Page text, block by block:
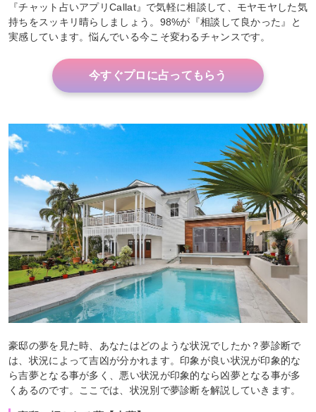
『チャット占いアプリCallat』で気軽に相談して、モヤモヤした気
持ちをスッキリ晴らしましょう。98%が『相談して良かった』と
実感しています。悩んでいる今こそ変わるチャンスです。
今すぐプロに占ってもらう
豪邸の夢を見た時、あなたはどのような状況でしたか？夢診断で
は、状況によって吉凶が分かれます。印象が良い状況が印象的な
ら吉夢となる事が多く、悪い状況が印象的なら凶夢となる事が多
くあるのです。ここでは、状況別で夢診断を解説していきます。